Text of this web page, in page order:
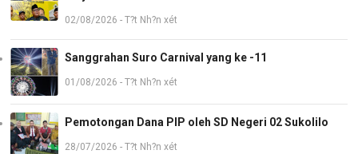
02/08/2026 - T?t Nh?n xét
Sanggrahan Suro Carnival yang ke -11
01/08/2026 - T?t Nh?n xét
Pemotongan Dana PIP oleh SD Negeri 02 Sukolilo
28/07/2026 - T?t Nh?n xét